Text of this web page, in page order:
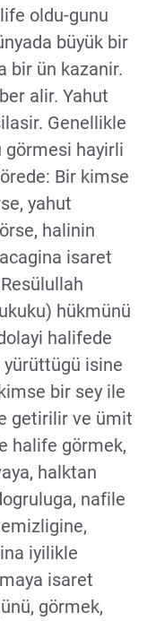
oldu-gunu
büyük bir
bir ün kazanir.
alir. Yahut
Genellikle
görmesi hayirli
Bir kimse
yahut
halinin
isaret
hükmünü
halifede
isine
bir sey ile
getirilir ve ümit
halife görmek,
halktan
nafile
iyilikle
isaret
görmek,